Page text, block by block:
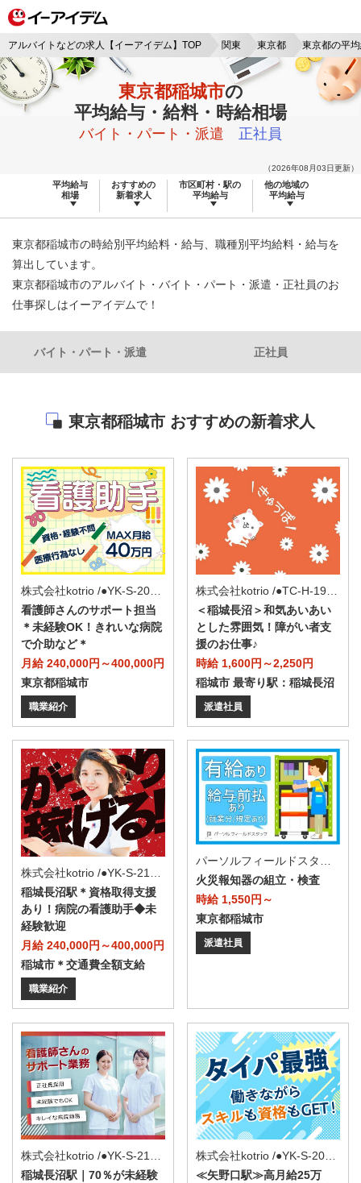
アルバイトなどの求人【イーアイデム】TOP 関東 東京都 東京都の平
東京都稲城市の
平均給与・給料・時給相場
バイト・パート・派遣 正社員
（2026年08月03日更新）
平均給与
相場
おすすめの
新着求人
市区町村・駅の
平均給与
他の地域の
平均給与
東京都稲城市の時給別平均給料・給与、職種別平均給料・給与を
算出しています。
東京都稲城市のアルバイト・バイト・パート・派遣・正社員のお
仕事探しはイーアイデムで！
バイト・パート・派遣 正社員
東京都稲城市 おすすめの新着求人
看護師さんのサポート担当
＊未経験OK！きれいな病院
で介助など＊
月給 240,000円～400,000円
東京都稲城市
職業紹介
＜稲城長沼＞和気あいあい
とした雰囲気！障がい者支
援のお仕事♪
時給 1,600円～2,250円
稲城市 最寄り駅：稲城長沼
派遣社員
株式会社kotrio /●YK-S-2156594
稲城長沼駅＊資格取得支援
あり！病院の看護助手◆未
経験歓迎
月給 240,000円～400,000円
稲城市＊交通費全額支給
職業紹介
パーソルフィールドスタッフ株式会社 神奈川コーディネートセンター
火災報知器の組立・検査
時給 1,550円～
東京都稲城市
派遣社員
稲城長沼駅｜70％が未経験
株式会社kotrio /●YK-S-2098222
≪矢野口駅≫高月給25万